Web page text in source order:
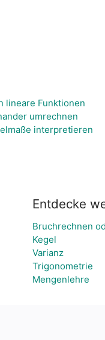
lineare Funktionen
umrechnen
interpretieren
Entdecke
Bruchrechnen
Kegel
Varianz
Trigonometrie
Mengenlehre